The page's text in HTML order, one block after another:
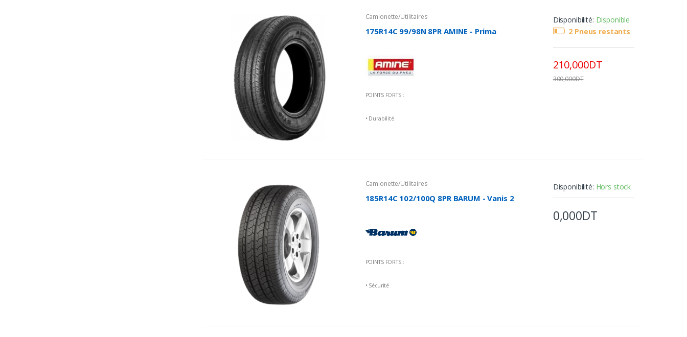
Camionette/Utilitaires
175R14C 99/98N 8PR AMINE - Prima
POINTS FORTS :
• Durabilité
Disponibilité: Disponible
2 Pneus restants
210,000DT
300,000DT
Camionette/Utilitaires
185R14C 102/100Q 8PR BARUM - Vanis 2
POINTS FORTS :
• Sécurité
Disponibilité: Hors stock
0,000DT